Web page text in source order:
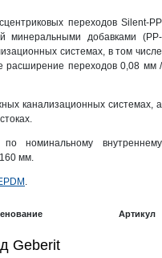
переходов Silent-PP
минеральными добавками (PP-
системах, в том числе
расширение переходов 0,08 мм /
канализационных системах, а
номинальному внутреннему
мм.
.
Артикул
Geberit